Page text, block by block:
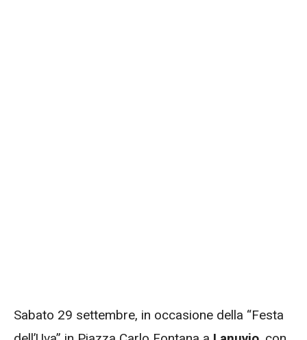
Sabato 29 settembre, in occasione della “Festa